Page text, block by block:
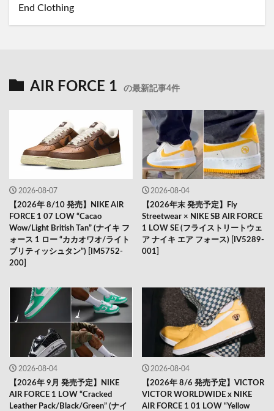
End Clothing
AIR FORCE 1 の最新記事4件
2026-08-07
【2026年 8/10 発売】NIKE AIR
FORCE 1 07 LOW “Cacao
Wow/Light British Tan” (ナイキ フ
ォース 1 ロー “カカオワオ/ライト
ブリティッシュタン”) [IM5752-
200]
2026-08-04
【2026年末 発売予定】Fly
Streetwear × NIKE SB AIR FORCE
1 LOW SE (フライストリートウェ
ア ナイキ エア フォース) [IV5289-
001]
2026-08-04
【2026年 9月 発売予定】NIKE
AIR FORCE 1 LOW “Cracked
Leather Pack/Black/Green” (ナイ
2026-08-04
【2026年 8/6 発売予定】VICTOR
VICTOR WORLDWIDE x NIKE
AIR FORCE 1 01 LOW “Yellow